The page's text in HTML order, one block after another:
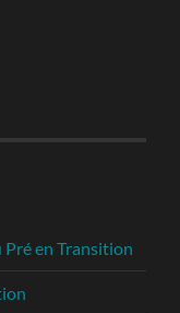
Pré en Transition